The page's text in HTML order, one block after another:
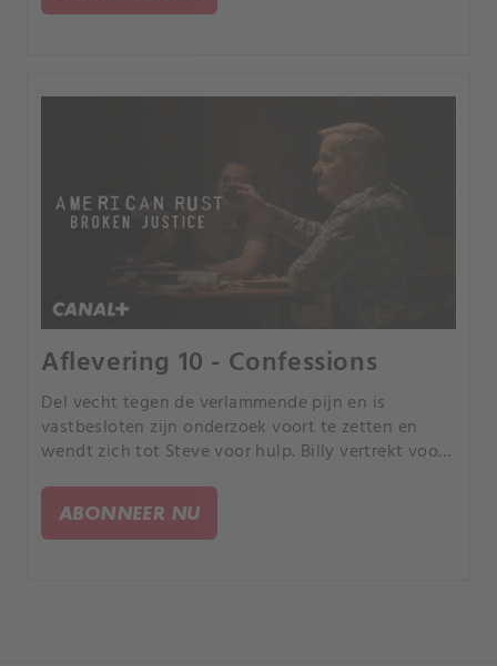
Aflevering 10 - Confessions
Del vecht tegen de verlammende pijn en is
vastbesloten zijn onderzoek voort te zetten en
wendt zich tot Steve voor hulp. Billy vertrekt voor
vriendschap sluit met een medereiziger.
ABONNEER NU